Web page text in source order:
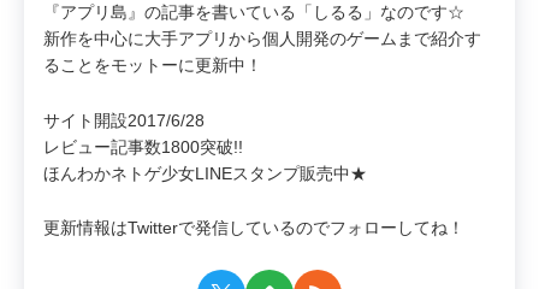
『アプリ島』の記事を書いている「しるる」なのです☆
新作を中心に大手アプリから個人開発のゲームまで紹介す
ることをモットーに更新中！
サイト開設2017/6/28
レビュー記事数1800突破!!
ほんわかネトゲ少女LINEスタンプ販売中★
更新情報はTwitterで発信しているのでフォローしてね！